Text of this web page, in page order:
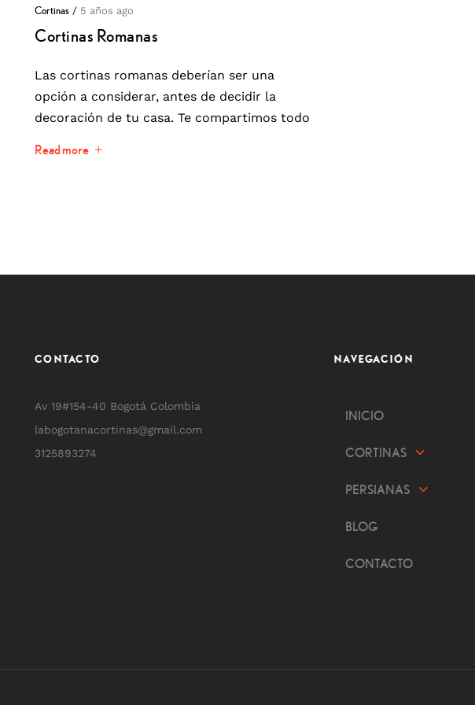
Cortinas / 5 años ago
Cortinas Romanas
Las cortinas romanas deberían ser una
opción a considerar, antes de decidir la
decoración de tu casa. Te compartimos todo
Read more
CONTACTO
Av 19#154-40 Bogotá Colombia
labogotanacortinas@gmail.com
3125893274
NAVEGACIÓN
INICIO
CORTINAS
PERSIANAS
BLOG
CONTACTO